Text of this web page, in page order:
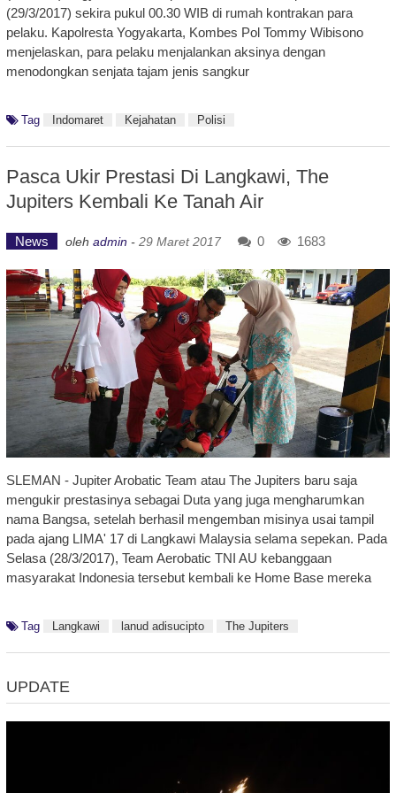
(29/3/2017) sekira pukul 00.30 WIB di rumah kontrakan para
pelaku. Kapolresta Yogyakarta, Kombes Pol Tommy Wibisono
menjelaskan, para pelaku menjalankan aksinya dengan
menodongkan senjata tajam jenis sangkur
Tag Indomaret Kejahatan Polisi
Pasca Ukir Prestasi Di Langkawi, The
Jupiters Kembali Ke Tanah Air
News oleh admin - 29 Maret 2017 0 1683
SLEMAN - Jupiter Arobatic Team atau The Jupiters baru saja
mengukir prestasinya sebagai Duta yang juga mengharumkan
nama Bangsa, setelah berhasil mengemban misinya usai tampil
pada ajang LIMA' 17 di Langkawi Malaysia selama sepekan. Pada
Selasa (28/3/2017), Team Aerobatic TNI AU kebanggaan
masyarakat Indonesia tersebut kembali ke Home Base mereka
Tag Langkawi lanud adisucipto The Jupiters
UPDATE